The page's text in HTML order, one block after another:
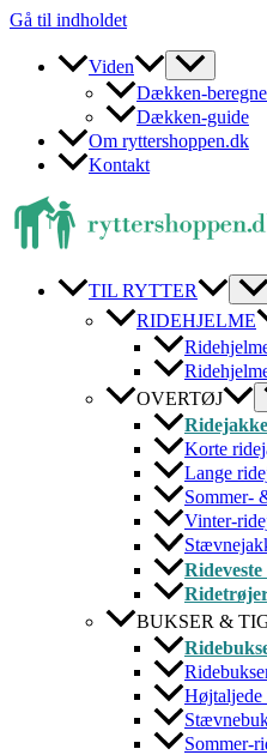
Gå til indholdet
Viden
Dækken-
Dækken-guide
Om ryttershoppen.dk
Kontakt
TIL RYTTER
RIDEHJELME
OVERTØJ
Korte
Lange
Sommer-
Vinter-
BUKSER &
Højtaljede
Sommer-